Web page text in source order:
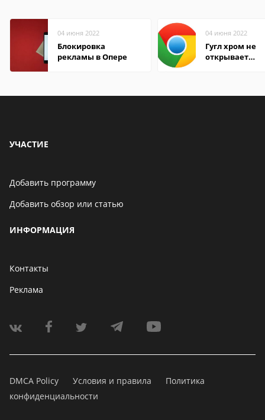
04 июня 2022
Блокировка
рекламы в Опере
04 июня 2022
Гугл хром не
открывает
УЧАСТИЕ
Добавить программу
Добавить обзор или статью
ИНФОРМАЦИЯ
Контакты
Реклама
DMCA Policy Условия и правила
Политика
конфиденциальности